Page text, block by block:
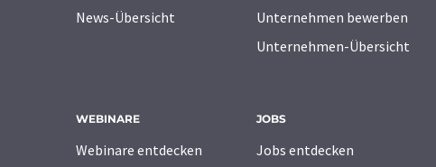
News-Übersicht
Unternehmen bewerben
Unternehmen-Übersicht
WEBINARE
Webinare entdecken
JOBS
Jobs entdecken